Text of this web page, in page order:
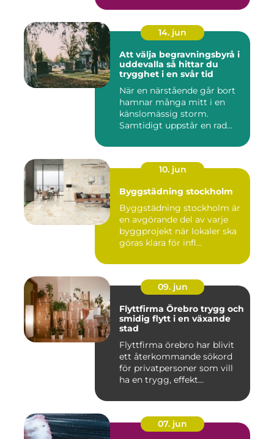
14. jun
Att välja begravningsbyrå i
uddevalla så hittar du
trygghet i en svår tid
När en närstående går bort
hamnar många mitt i en
känslomässig storm.
Samtidigt uppstår en rad
10. jun
Byggstädning stockholm
Byggstädning stockholm är
en avgörande del av varje
byggprojekt när lokaler ska
göras klara för infl...
09. jun
Flyttfirma Örebro trygg och
smidig flytt i en växande
stad
Flyttfirma örebro har blivit
ett återkommande sökord
för privatpersoner som vill
ha en trygg, effekt...
07. jun